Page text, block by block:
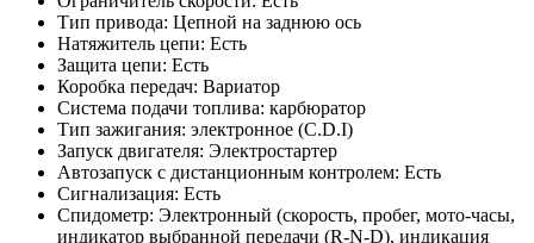
Тип привода: Цепной на заднюю ось
Натяжитель цепи: Есть
Защита цепи: Есть
Коробка передач: Вариатор
Система подачи топлива: карбюратор
Тип зажигания: электронное (C.D.I)
Запуск двигателя: Электростартер
Автозапуск с дистанционным контролем: Есть
Сигнализация: Есть
Спидометр: Электронный (скорость, пробег, мото-часы,
индикатор выбранной передачи (R-N-D), индикация